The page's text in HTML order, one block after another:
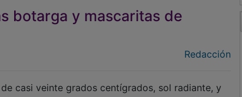
botarga y mascaritas de
Redacción
casi veinte grados centígrados, sol radiante, y